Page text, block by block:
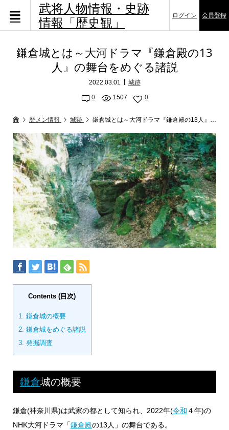
武将人物情報・史跡
情報「歴史観」
ログイン 会員登録
鎌倉城とは～大河ドラマ『鎌倉殿の13
人』の舞台をめぐる諸説
2022.03.01 城跡
0 1507 0
歴メン情報 城跡 鎌倉城とは～大河ドラマ『鎌倉殿の13人』の舞台をめぐる諸説
Contents (目次)
1. 鎌倉城の概要
2. 鎌倉城をめぐる諸説
3. 発掘調査
鎌倉城の概要
鎌倉(神奈川県)は武家の都として知られ、2022年(令和 ４年)の
NHK大河ドラマ「鎌倉殿の13人」の舞台である。